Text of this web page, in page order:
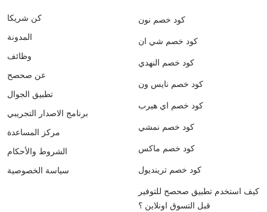
كن شريكا
المدونة
وظائف
عن صحصح
تطبيق الجوال
برنامج الاصدار التجريبي
مركز المساعدة
الشروط والأحكام
سياسة الخصوصية
كود خصم نون
كود خصم شي ان
كود خصم النهدي
كود خصم نايس ون
كود خصم اي هيرب
كود خصم نمشي
كود خصم ماكس
كود خصم ترينديول
كيف استخدم تطبيق صحصح للتوفير
قبل التسوق اونلاين ؟